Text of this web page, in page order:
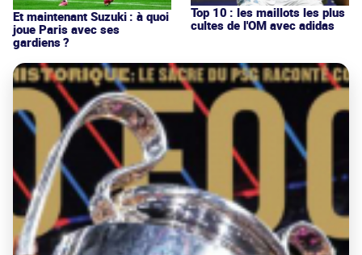
Et maintenant Suzuki : à quoi
joue Paris avec ses
gardiens ?
Top 10 : les maillots les plus
cultes de l'OM avec adidas